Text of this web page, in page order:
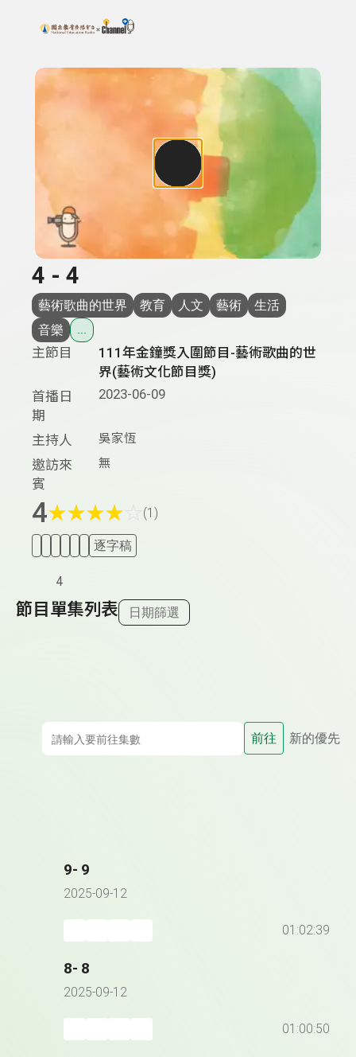
上方功能區塊
搜尋關鍵字：可輸入節目名稱、主持人或關鍵字
4 - 4
藝術歌曲的世界 教育 人文 藝術
生活
音樂
...
主節目
111年金鐘獎入圍節目-藝術歌曲的世
界(藝術文化節目獎)
首播日
期
2023-06-09
主持人 吳家恆
邀訪來
賓
無
4★★★★ (1)
逐字稿
4
節目單集列表 日期篩選
前往 新的優先
9- 9
2025-09-12
01:02:39
8- 8
2025-09-12
01:00:50